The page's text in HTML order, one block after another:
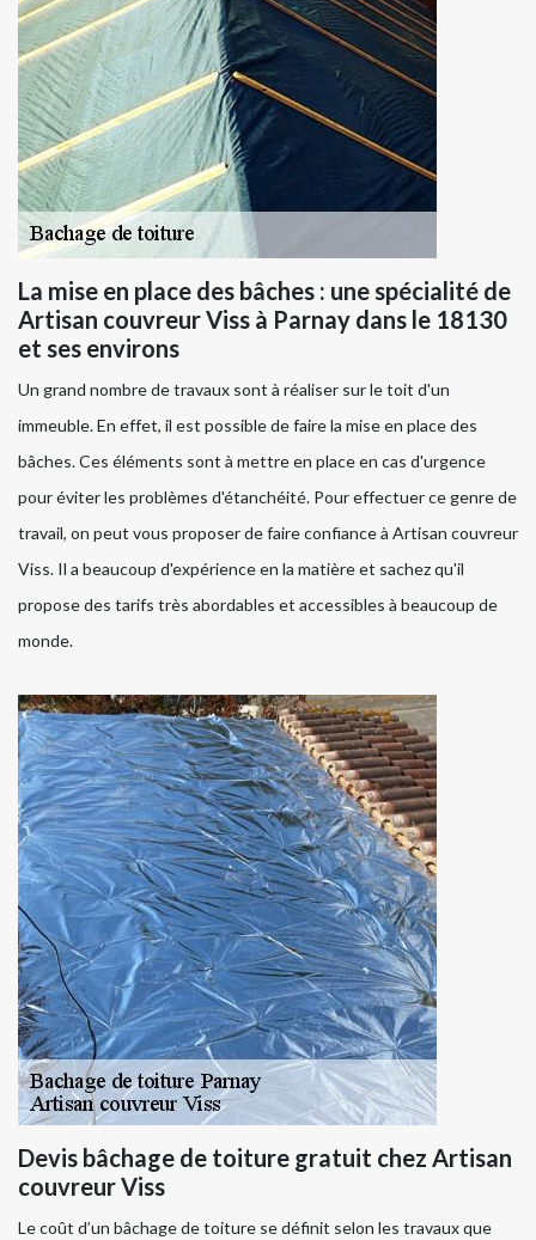
La mise en place des bâches : une spécialité de
Artisan couvreur Viss à Parnay dans le 18130
et ses environs
Un grand nombre de travaux sont à réaliser sur le toit d'un
immeuble. En effet, il est possible de faire la mise en place des
bâches. Ces éléments sont à mettre en place en cas d'urgence
pour éviter les problèmes d'étanchéité. Pour effectuer ce genre de
travail, on peut vous proposer de faire confiance à Artisan couvreur
Viss. Il a beaucoup d'expérience en la matière et sachez qu'il
propose des tarifs très abordables et accessibles à beaucoup de
monde.
Devis bâchage de toiture gratuit chez Artisan
couvreur Viss
Le coût d’un bâchage de toiture se définit selon les travaux que